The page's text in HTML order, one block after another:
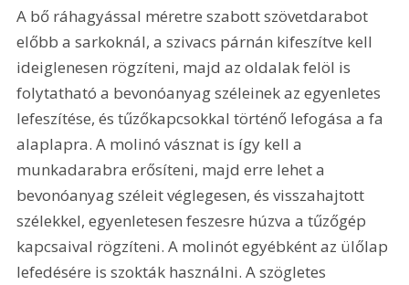
A bő ráhagyással méretre szabott szövetdarabot
előbb a sarkoknál, a szivacs párnán kifeszítve kell
ideiglenesen rögzíteni, majd az oldalak felöl is
folytatható a bevonóanyag széleinek az egyenletes
lefeszítése, és tűzőkapcsokkal történő lefogása a fa
alaplapra. A molinó vásznat is így kell a
munkadarabra erősíteni, majd erre lehet a
bevonóanyag széleit véglegesen, és visszahajtott
szélekkel, egyenletesen feszesre húzva a tűzőgép
kapcsaival rögzíteni. A molinót egyébként az ülőlap
lefedésére is szokták használni. A szögletes